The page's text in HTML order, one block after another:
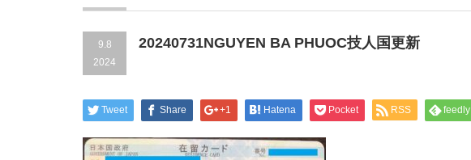
9.8
2024
20240731NGUYEN BA PHUOC技人国更新
Tweet Share +1 Hatena Pocket RSS feedly